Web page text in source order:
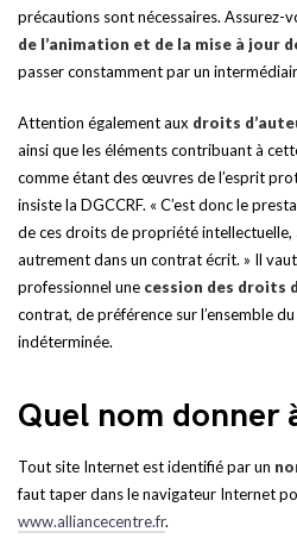
précautions sont nécessaires. Assurez-
de l’animation et de la mise à jour
passer constamment par un
Attention également aux droits
ainsi que les éléments contribuant à
comme étant des œuvres de l’esprit
insiste la DGCCRF. « C’est donc le
de ces droits de propriété intellectuelle,
autrement dans un contrat écrit. » Il
professionnel une cession des droits
contrat, de préférence sur l’ensemble
indéterminée.
Quel nom donner
Tout site Internet est identifié par un
faut taper dans le navigateur Internet
www.alliancecentre.fr.